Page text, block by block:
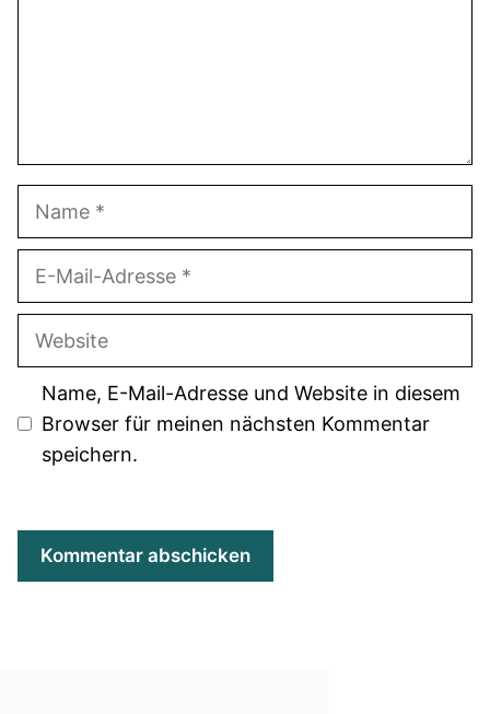
Website
Name, E-Mail-Adresse und Website in diesem
Browser für meinen nächsten Kommentar
speichern.